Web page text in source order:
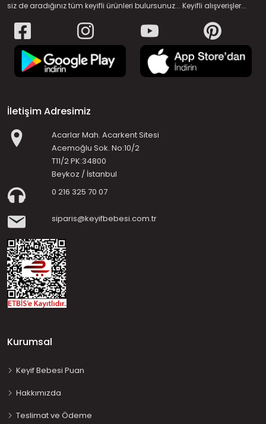
siz de aradığınız tüm keyifli ürünleri bulursunuz... Keyifli alışverişler...
İletişim Adresimiz
Acarlar Mah. Acarkent Sitesi
Acemoğlu Sok. No:10/2
T11/2 PK:34800
Beykoz / İstanbul
0 216 325 70 07
siparis@keyifbebesi.com.tr
Kurumsal
Keyif Bebesi Puan
Hakkımızda
Teslimat ve Ödeme